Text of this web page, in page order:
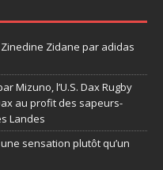
Zidane par adidas
Mizuno, l’U.S. Dax Rugby
au profit des sapeurs-
Landes
sensation plutôt qu’un